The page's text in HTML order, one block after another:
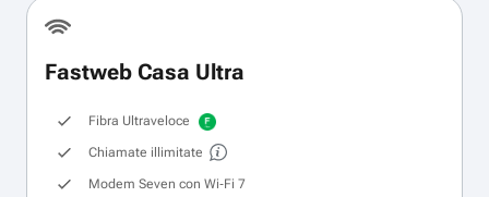
Fastweb Casa Ultra
Fibra Ultraveloce
Chiamate illimitate
Modem Seven con Wi‑Fi 7